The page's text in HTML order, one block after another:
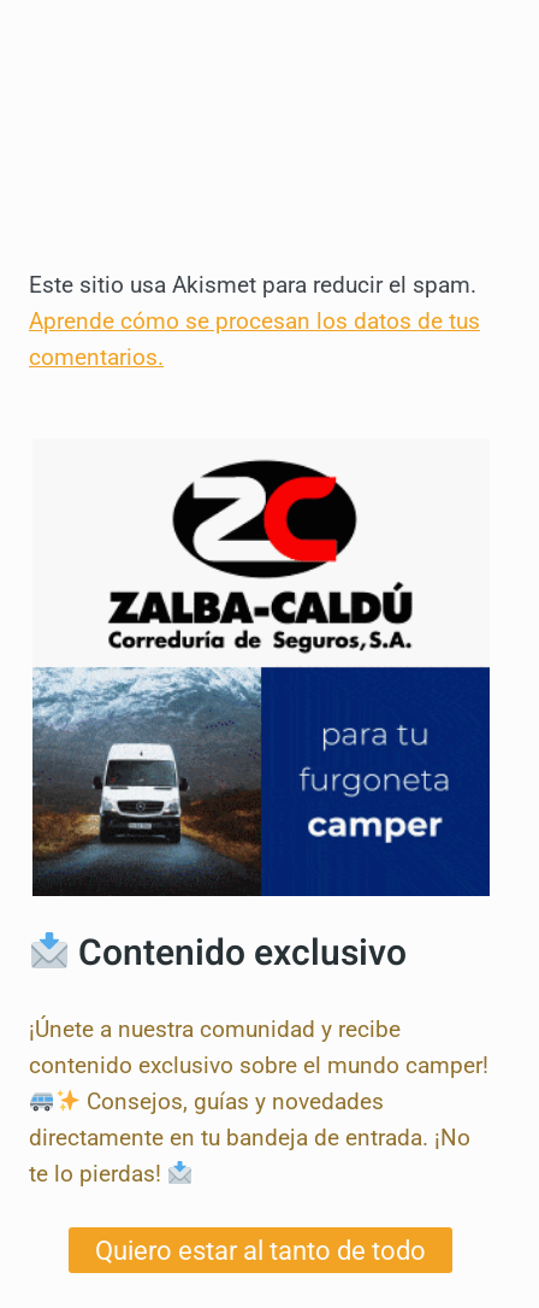
Este sitio usa Akismet para reducir el spam.
Aprende cómo se procesan los datos de tus
comentarios.
Contenido exclusivo
¡Únete a nuestra comunidad y recibe
contenido exclusivo sobre el mundo camper!
Consejos, guías y novedades
directamente en tu bandeja de entrada. ¡No
te lo pierdas!
Quiero estar al tanto de todo